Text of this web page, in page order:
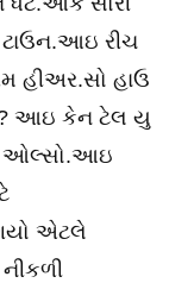
રીચ
હીઅર.સો હાઉ
આઇ કેન ટેલ યુ
ઓલ્સો.આઇ
એટલે